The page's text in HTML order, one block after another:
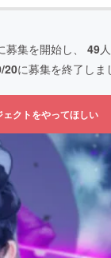
募集を開始し、 49
20に募集を終了しま
ェクトをやってほしい